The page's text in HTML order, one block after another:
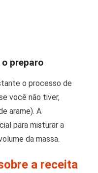
preparo
o processo de
você não tiver,
arame). A
para misturar a
da massa.
a receita